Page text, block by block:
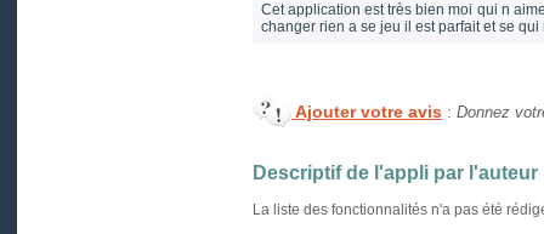
Cet application est très bien moi qui n
changer rien a se jeu il est parfait et se
Ajouter votre avis : Donnez
Descriptif de l'appli par l'auteur
La liste des fonctionnalités n'a pas été